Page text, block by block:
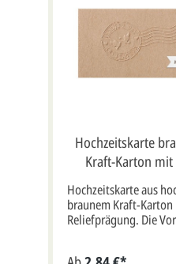
Hochzeitskarte
Kraft-Karton mit
Hochzeitskarte aus
braunem Kraft-
Reliefprägung. Die